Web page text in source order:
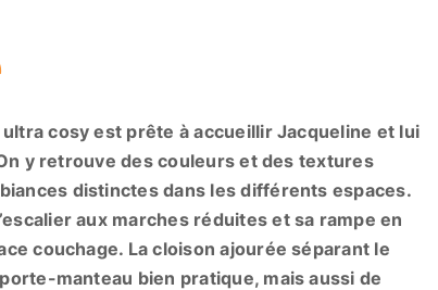
cosy est prête à accueillir Jacqueline et lui
y retrouve des couleurs et des textures
distinctes dans les différents espaces.
aux marches réduites et sa rampe en
couchage. La cloison ajourée séparant le
manteau bien pratique, mais aussi de